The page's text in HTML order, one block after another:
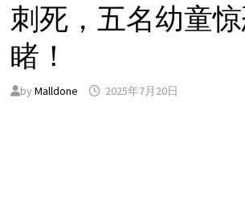
刺死，五名幼童惊
睹！
by Malldone 2025年7月20日